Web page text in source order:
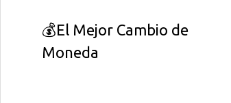
💰El Mejor Cambio de
Moneda